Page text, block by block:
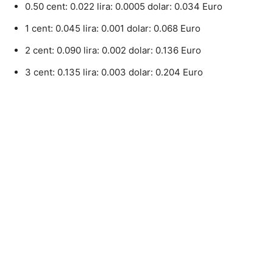
0.50 cent: 0.022 lira: 0.0005 dolar: 0.034 Euro
1 cent: 0.045 lira: 0.001 dolar: 0.068 Euro
2 cent: 0.090 lira: 0.002 dolar: 0.136 Euro
3 cent: 0.135 lira: 0.003 dolar: 0.204 Euro